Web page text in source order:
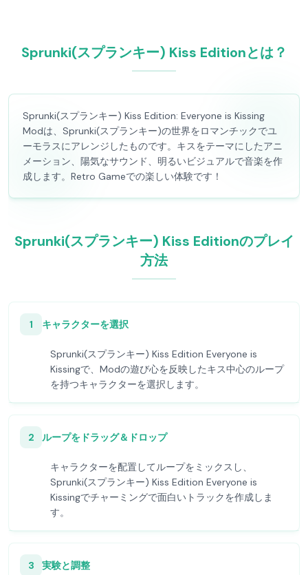
Sprunki(スプランキー) Kiss Editionとは？
Sprunki(スプランキー) Kiss Edition: Everyone is Kissing
Modは、Sprunki(スプランキー)の世界をロマンチックでユ
ーモラスにアレンジしたものです。キスをテーマにしたアニ
メーション、陽気なサウンド、明るいビジュアルで音楽を作
成します。Retro Gameでの楽しい体験です！
Sprunki(スプランキー) Kiss Editionのプレイ
方法
1 キャラクターを選択
Sprunki(スプランキー) Kiss Edition Everyone is
Kissingで、Modの遊び心を反映したキス中心のループ
を持つキャラクターを選択します。
2 ループをドラッグ＆ドロップ
キャラクターを配置してループをミックスし、
Sprunki(スプランキー) Kiss Edition Everyone is
Kissingでチャーミングで面白いトラックを作成しま
す。
3 実験と調整